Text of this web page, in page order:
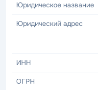
Юридическое название
Юридический адрес
ИНН
ОГРН